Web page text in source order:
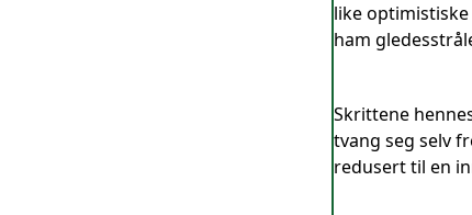
like
ham
Skrittene
tvang seg selv
redusert til en